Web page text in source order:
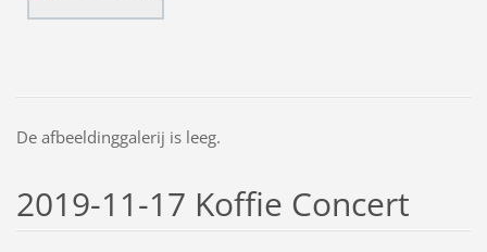
De afbeeldinggalerij is leeg.
2019-11-17 Koffie Concert